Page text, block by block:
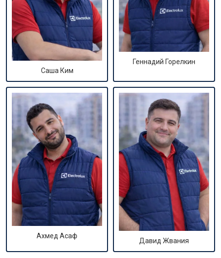
Саша Ким
Геннадий Горелкин
Ахмед Асаф
Давид Жвания